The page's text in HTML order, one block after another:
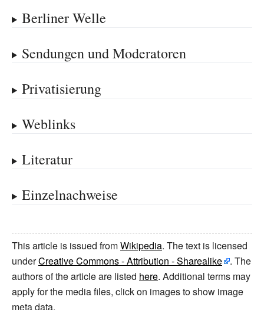
Berliner Welle
Sendungen und Moderatoren
Privatisierung
Weblinks
Literatur
Einzelnachweise
This article is issued fromWikipedia. The text is licensed
underCreative Commons - Attribution - Sharealike
. The
authors of the article are listed here. Additional terms may
apply for the media files, click on images to show image
meta data.